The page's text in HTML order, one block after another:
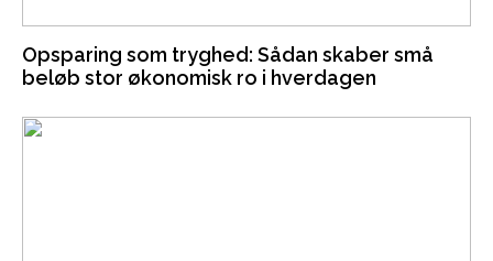
Opsparing som tryghed: Sådan skaber små
beløb stor økonomisk ro i hverdagen